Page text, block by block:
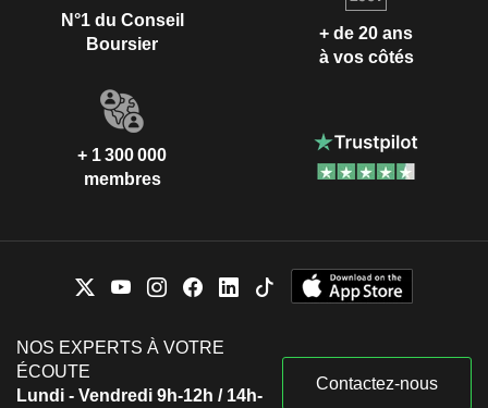
N°1 du Conseil
Boursier
+ de 20 ans
à vos côtés
+ 1 300 000
membres
NOS EXPERTS À VOTRE
ÉCOUTE
Lundi - Vendredi 9h-12h / 14h-
Contactez-nous